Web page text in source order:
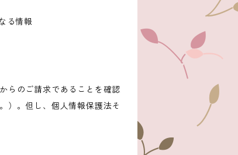
る情報
らのご請求であることを確認
）。但し、個人情報保護法そ